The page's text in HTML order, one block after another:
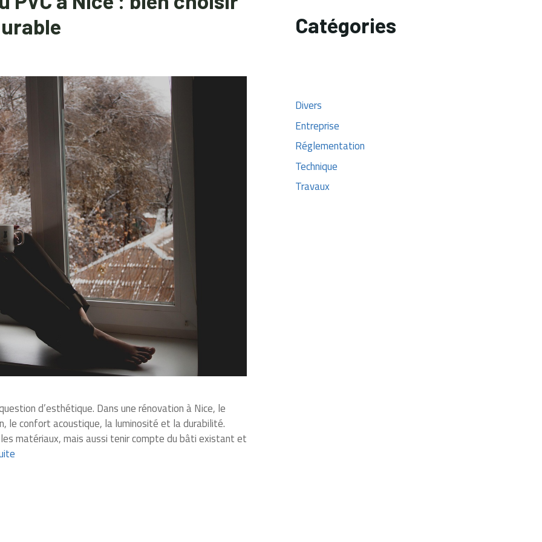
d’esthétique. Dans une rénovation à Nice, le
le confort acoustique, la luminosité et la durabilité.
matériaux, mais aussi tenir compte du bâti existant et
Catégories
Divers
Entreprise
Réglementation
Technique
Travaux